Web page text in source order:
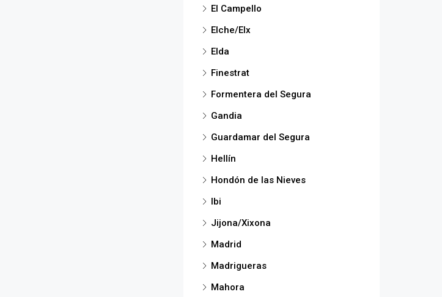
El Campello
Elche/Elx
Elda
Finestrat
Formentera del Segura
Gandia
Guardamar del Segura
Hellín
Hondón de las Nieves
Ibi
Jijona/Xixona
Madrid
Madrigueras
Mahora